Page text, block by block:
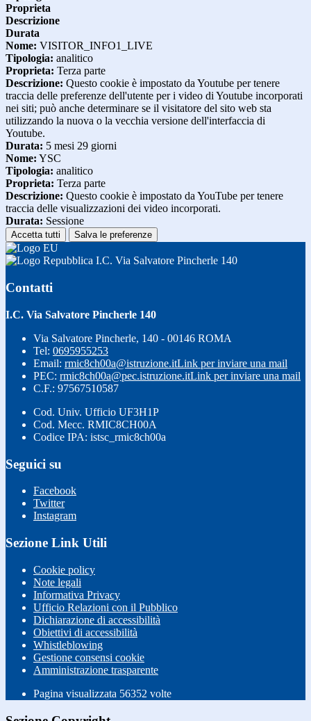
Proprieta
Descrizione
Durata
Nome: VISITOR_INFO1_LIVE
Tipologia: analitico
Proprieta: Terza parte
Descrizione: Questo cookie è impostato da Youtube per tenere
traccia delle preferenze dell'utente per i video di Youtube incorporati
nei siti; può anche determinare se il visitatore del sito web sta
utilizzando la nuova o la vecchia versione dell'interfaccia di
Youtube.
Durata: 5 mesi 29 giorni
Nome: YSC
Tipologia: analitico
Proprieta: Terza parte
Descrizione: Questo cookie è impostato da YouTube per tenere
traccia delle visualizzazioni dei video incorporati.
Durata: Sessione
Accetta tutti Salva le preferenze
I.C. Via Salvatore Pincherle 140
Contatti
I.C. Via Salvatore Pincherle 140
Via Salvatore Pincherle, 140 - 00146 ROMA
Tel: 0695955253
Email: rmic8ch00a@istruzione.itLink per inviare una mail
PEC: rmic8ch00a@pec.istruzione.itLink per inviare una mail
C.F.: 97567510587
Cod. Univ. Ufficio UF3H1P
Cod. Mecc. RMIC8CH00A
Codice IPA: istsc_rmic8ch00a
Seguici su
Facebook
Twitter
Instagram
Sezione Link Utili
Cookie policy
Note legali
Informativa Privacy
Ufficio Relazioni con il Pubblico
Dichiarazione di accessibilità
Obiettivi di accessibilità
Whistleblowing
Gestione consensi cookie
Amministrazione trasparente
Pagina visualizzata 56352 volte